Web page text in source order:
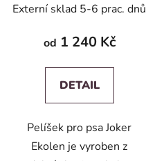
Externí sklad 5-6 prac. dnů
od 1 240 Kč
DETAIL
Pelíšek pro psa Joker
Ekolen je vyroben z